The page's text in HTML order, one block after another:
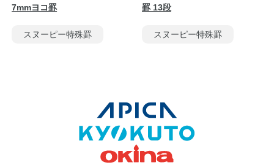
7mmヨコ罫
スヌーピー特殊罫
罫 13段
スヌーピー特殊罫